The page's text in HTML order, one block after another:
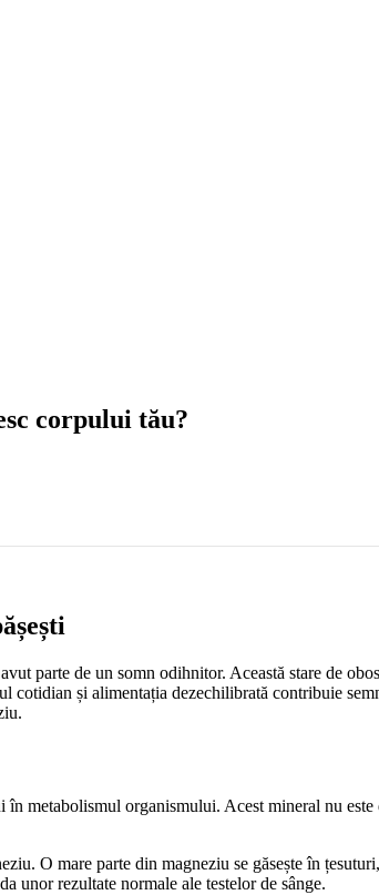
corpului tău?
parte de un somn odihnitor. Această stare de
cotidian și alimentația dezechilibrată contribuie
metabolismul organismului. Acest mineral nu
O mare parte din magneziu se găsește în
unor rezultate normale ale testelor de sânge.